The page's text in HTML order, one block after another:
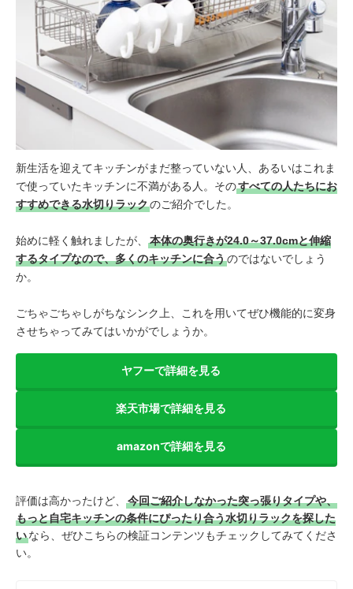
新生活を迎えてキッチンがまだ整っていない人、あるいはこれま
で使っていたキッチンに不満がある人。そのすべての人たちにお
すすめできる水切りラックのご紹介でした。
始めに軽く触れましたが、
本体の奥行きが24.0～37.0cmと伸縮
するタイプなので、多くのキッチンに合うのではないでしょう
か。
ごちゃごちゃしがちなシンク上、これを用いてぜひ機能的に変身
させちゃってみてはいかがでしょうか。
ヤフーで詳細を見る
楽天市場で詳細を見る
amazonで詳細を見る
評価は高かったけど、
今回ご紹介しなかった突っ張りタイプや、
もっと自宅キッチンの条件にぴったり合う水切りラックを探した
いなら、ぜひこちらの検証コンテンツもチェックしてみてくださ
い。